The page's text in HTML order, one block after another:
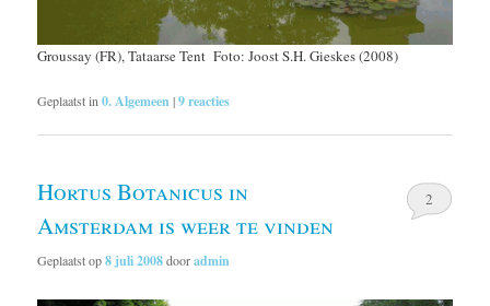
Groussay (FR), Tataarse Tent Foto: Joost S.H. Gieskes (2008)
Geplaatst in 0. Algemeen |9reacties
Hortus Botanicus in
Amsterdam is weer te vinden
Geplaatst op8 juli 2008dooradmin
2